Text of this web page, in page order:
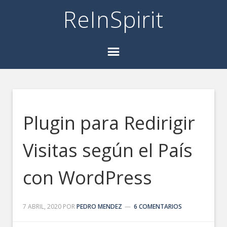
ReInSpirit
Plugin para Redirigir
Visitas según el País
con WordPress
7 ABRIL, 2020 PORPEDRO MENDEZ 6 COMENTARIOS